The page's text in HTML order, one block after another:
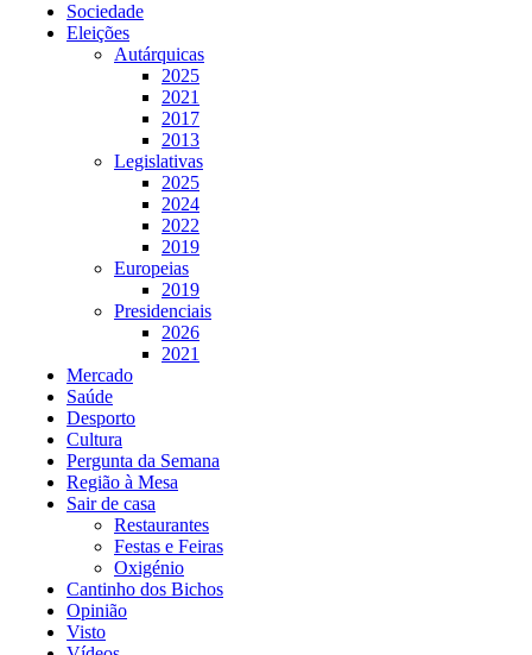
Sociedade
Eleições
Autárquicas
2025
2021
2017
2013
Legislativas
2025
2024
2022
2019
Europeias
2019
Presidenciais
2026
2021
Mercado
Saúde
Desporto
Cultura
Pergunta da Semana
Região à Mesa
Sair de casa
Restaurantes
Festas e Feiras
Oxigénio
Cantinho dos Bichos
Opinião
Visto